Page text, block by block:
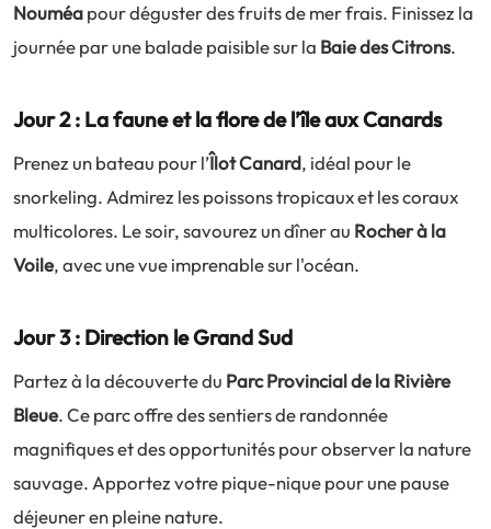
Nouméapour déguster des fruits de mer frais. Finissez la
journée par une balade paisible sur la Baie des Citrons.
Jour 2 : La faune et la flore de l’île aux Canards
Prenez un bateau pour l’Îlot Canard, idéal pour le
snorkeling. Admirez les poissons tropicaux et les coraux
multicolores. Le soir, savourez un dîner au Rocher à la
Voile, avec une vue imprenable sur l'océan.
Jour 3 : Direction le Grand Sud
Partez à la découverte du Parc Provincial de la Rivière
Bleue. Ce parc offre des sentiers de randonnée
magnifiques et des opportunités pour observer la nature
sauvage. Apportez votre pique-nique pour une pause
déjeuner en pleine nature.